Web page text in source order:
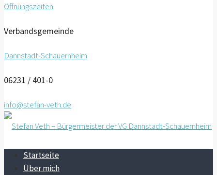
Öffnungszeiten
Verbandsgemeinde
Dannstadt-Schauernheim
06231 / 401-0
info@stefan-veth.de
Startseite
Über mich